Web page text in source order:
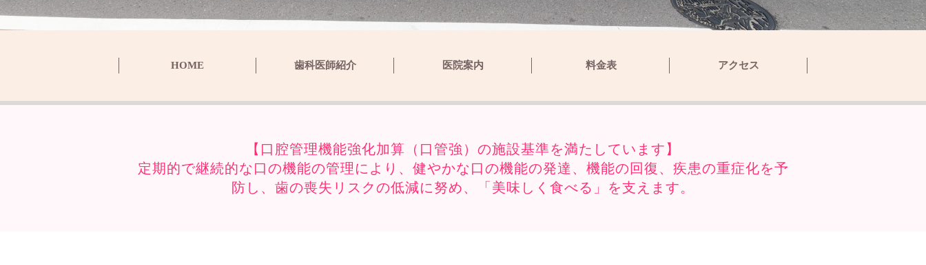
HOME 歯科医師紹介 医院案内 料金表 アクセス
【口腔管理機能強化加算（口管強）の施設基準を満たしています】
定期的で継続的な口の機能の管理により、健やかな口の機能の発達、機能の回復、疾患の重症化を予
防し、歯の喪失リスクの低減に努め、「美味しく食べる」を支えます。